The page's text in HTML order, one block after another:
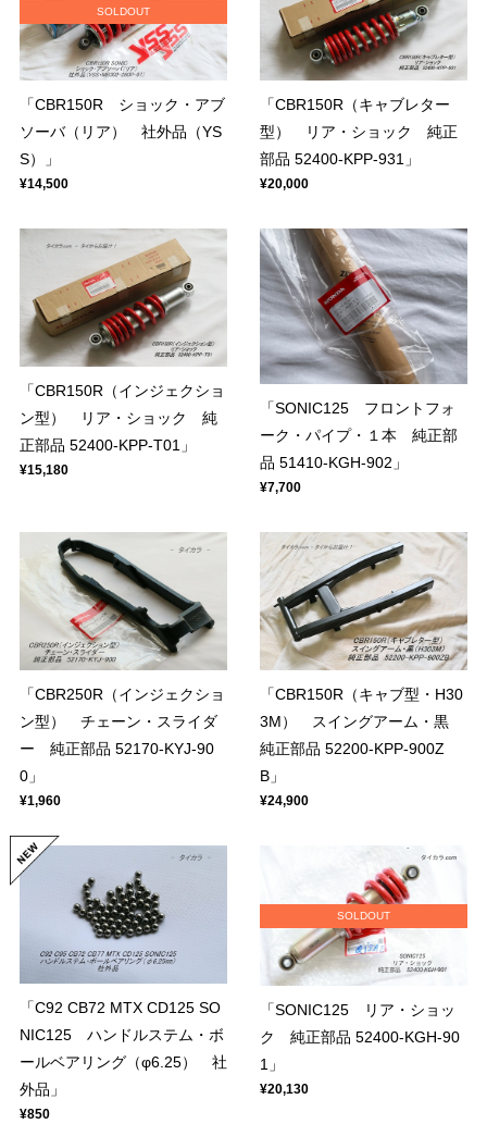
SOLDOUT
「CBR150R ショック・アブ
ソーバ（リア） 社外品（YS
S）」
¥14,500
「CBR150R（キャブレター
型） リア・ショック 純正
部品 52400-KPP-931」
¥20,000
「CBR150R（インジェクショ
ン型） リア・ショック 純
正部品 52400-KPP-T01」
¥15,180
「SONIC125 フロントフォ
ーク・パイプ・１本 純正部
品 51410-KGH-902」
¥7,700
「CBR250R（インジェクショ
ン型） チェーン・スライダ
ー 純正部品 52170-KYJ-90
0」
¥1,960
「CBR150R（キャブ型・H30
3M） スイングアーム・黒
純正部品 52200-KPP-900Z
B」
¥24,900
「C92 CB72 MTX CD125 SO
NIC125 ハンドルステム・ボ
ールベアリング（φ6.25） 社
外品」
¥850
SOLDOUT
「SONIC125 リア・ショッ
ク 純正部品 52400-KGH-90
1」
¥20,130